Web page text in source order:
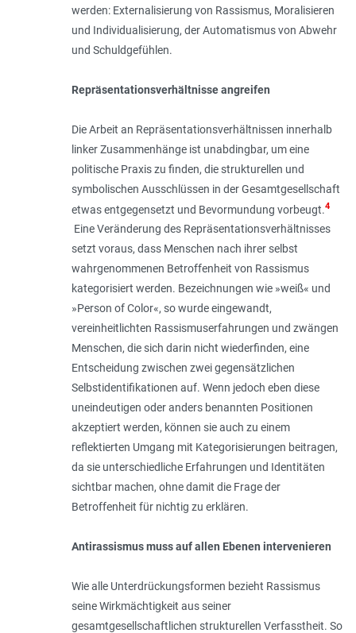
werden: Externalisierung von Rassismus, Moralisieren
und Individualisierung, der Automatismus von Abwehr
und Schuldgefühlen.
Repräsentationsverhältnisse angreifen
Die Arbeit an Repräsentationsverhältnissen innerhalb
linker Zusammenhänge ist unabdingbar, um eine
politische Praxis zu finden, die strukturellen und
symbolischen Ausschlüssen in der Gesamtgesellschaft
etwas entgegensetzt und Bevormundung vorbeugt.4
Eine Veränderung des Repräsentationsverhältnisses
setzt voraus, dass Menschen nach ihrer selbst
wahrgenommenen Betroffenheit von Rassismus
kategorisiert werden. Bezeichnungen wie »weiß« und
»Person of Color«, so wurde eingewandt,
vereinheitlichten Rassismuserfahrungen und zwängen
Menschen, die sich darin nicht wiederfinden, eine
Entscheidung zwischen zwei gegensätzlichen
Selbstidentifikationen auf. Wenn jedoch eben diese
uneindeutigen oder anders benannten Positionen
akzeptiert werden, können sie auch zu einem
reflektierten Umgang mit Kategorisierungen beitragen,
da sie unterschiedliche Erfahrungen und Identitäten
sichtbar machen, ohne damit die Frage der
Betroffenheit für nichtig zu erklären.
Antirassismus muss auf allen Ebenen intervenieren
Wie alle Unterdrückungsformen bezieht Rassismus
seine Wirkmächtigkeit aus seiner
gesamtgesellschaftlichen strukturellen Verfasstheit. So